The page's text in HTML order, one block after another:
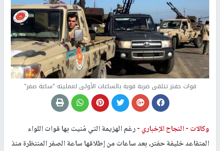
قوات حفتر تتلقى ضربة قوية بالساعات الأولى لعمليته "ساعة صفر"
وكالات -النجاح الإخباري -رغم الهزيمة التي مُنيت بها قوات اللواء
المتقاعد خليفة حفتر، بعد ساعات من إطلاقها ساعة الصفر المنتظرة منذ